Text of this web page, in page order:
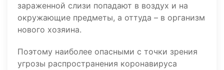
зараженной слизи попадают в воздух и на
окружающие предметы, а оттуда – в организм
нового хозяина.
Поэтому наиболее опасными с точки зрения
угрозы распространения коронавируса